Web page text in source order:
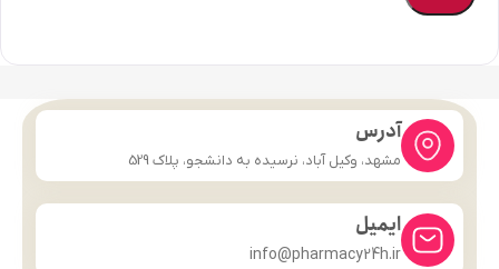
آدرس
مشهد، وکیل آباد، نرسیده به دانشجو، پلاک 529
ایمیل
info@pharmacy24h.ir